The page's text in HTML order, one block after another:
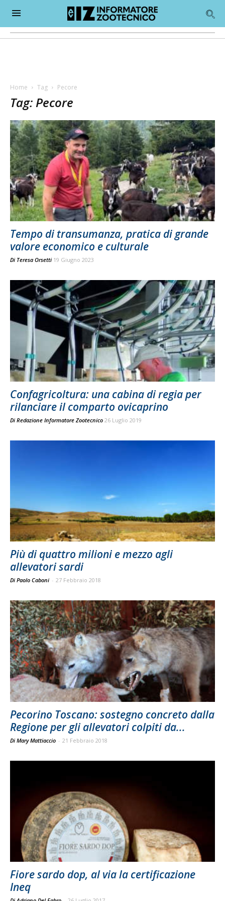
Home Tag Pecore
Tag: Pecore
Tempo di transumanza, pratica di grande
valore economico e culturale
Di Teresa Orsetti 19 Giugno 2023
Confagricoltura: una cabina di regia per
rilanciare il comparto ovicaprino
Di Redazione Informatore Zootecnico 26 Luglio 2019
Più di quattro milioni e mezzo agli
allevatori sardi
Di Paolo Caboni - 27 Febbraio 2018
Pecorino Toscano: sostegno concreto dalla
Regione per gli allevatori colpiti da...
Di Mary Mattiaccio - 21 Febbraio 2018
Fiore sardo dop, al via la certificazione
Ineq